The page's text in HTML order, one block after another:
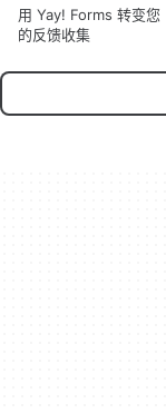
用 Yay! Forms 转变您
的反馈收集